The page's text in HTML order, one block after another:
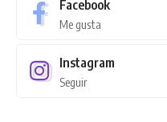
Facebook
Me gusta
Instagram
Seguir